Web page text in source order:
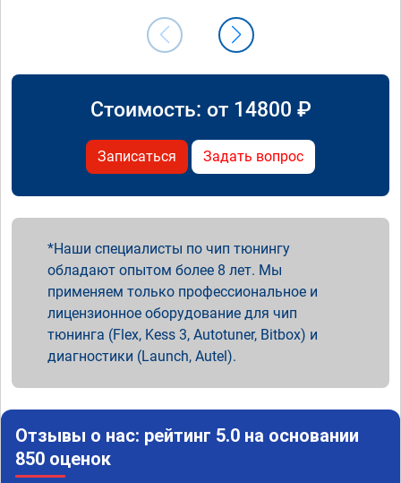
Стоимость: от 14800 ₽
Записаться Задать вопрос
Наши специалисты по чип тюнингу
обладают опытом более 8 лет. Мы
применяем только профессиональное и
лицензионное оборудование для чип
тюнинга (Flex, Kess 3, Autotuner, Bitbox) и
диагностики (Launch, Autel).
Отзывы о нас: рейтинг 5.0 на основании
850 оценок